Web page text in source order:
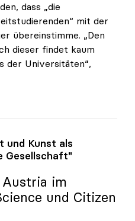
dass „die
mit der
übereinstimme. „Den
dieser findet kaum
der Universitäten“,
im Widerspruch zu
und Kunst als
Gesellschaft"
im
und Citizen